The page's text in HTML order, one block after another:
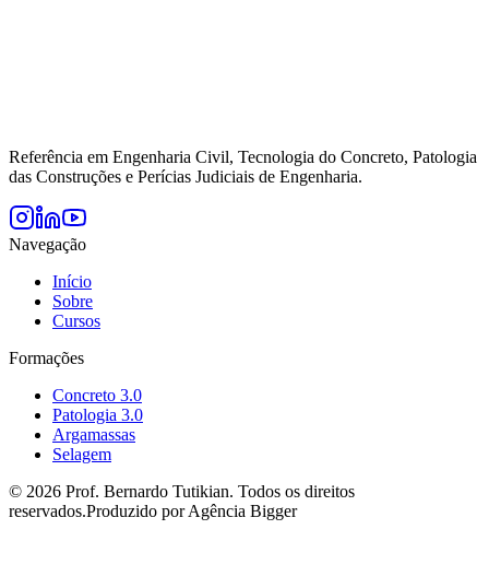
Referência em Engenharia Civil, Tecnologia do Concreto, Patologia
das Construções e Perícias Judiciais de Engenharia.
Navegação
Início
Sobre
Cursos
Formações
Concreto 3.0
Patologia 3.0
Argamassas
Selagem
© 2026 Prof. Bernardo Tutikian. Todos os direitos
reservados.Produzido por Agência Bigger